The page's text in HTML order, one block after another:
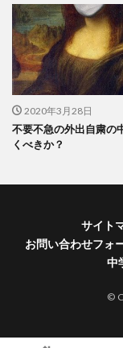
2020年3月28日
不要不急の外出自粛の
くべきか？
サイト
お問い合わせフォ
中
©